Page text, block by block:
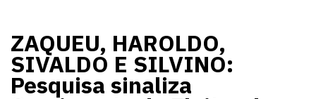
ZAQUEU, HAROLDO,
SIVALDO E SILVINO:
Pesquisa sinaliza